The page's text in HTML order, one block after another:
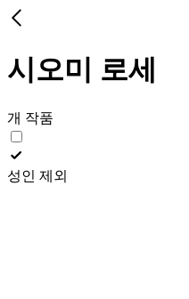
시오미 로세
개 작품
성인 제외